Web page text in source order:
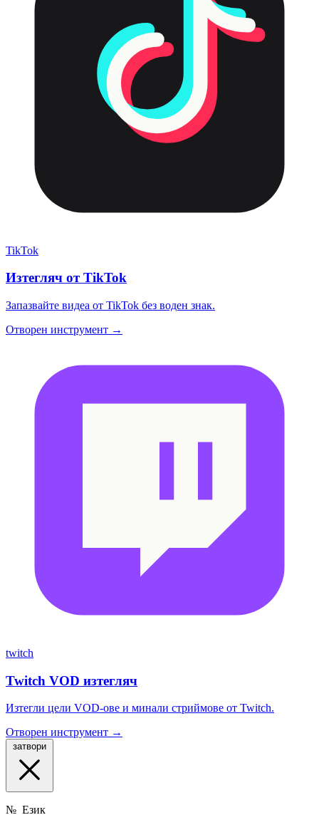
TikTok
Изтегляч от TikTok
Запазвайте видеа от TikTok без воден знак.
Отворен инструмент →
twitch
Twitch VOD изтегляч
Изтегли цели VOD-ове и минали стриймове от Twitch.
Отворен инструмент →
затвори
№ Език